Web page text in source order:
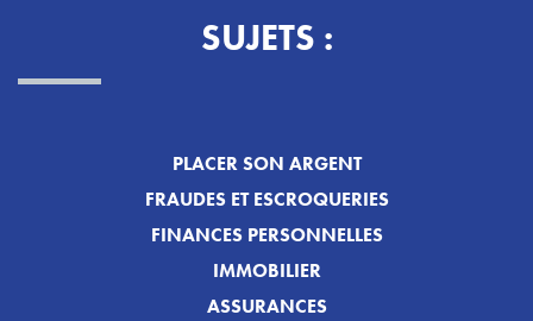
SUJETS :
PLACER SON ARGENT
FRAUDES ET ESCROQUERIES
FINANCES PERSONNELLES
IMMOBILIER
ASSURANCES